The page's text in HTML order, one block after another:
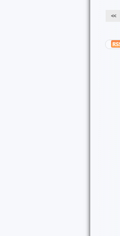
<<
P185